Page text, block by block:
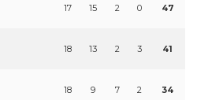
17 15 2 0 47
18 13 2 3 41
18 9 7 2 34